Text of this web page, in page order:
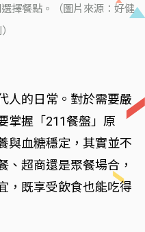
擇餐點。（圖片來源：好健
人的日常。對於需要嚴
掌握「211餐盤」原
與血糖穩定，其實並不
、超商還是聚餐場合，
，既享受飲食也能吃得